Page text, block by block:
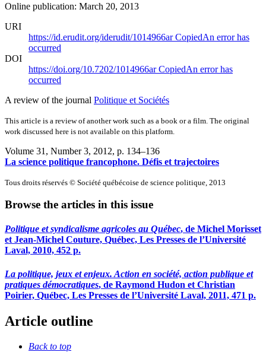
Online publication: March 20, 2013
URI
https://id.erudit.org/iderudit/1014966arCopiedAn error has
occurred
DOI
https://doi.org/10.7202/1014966arCopiedAn error has
occurred
A review of the journal Politique et Sociétés
This article is a review of another work such as a book or a film. The original
work discussed here is not available on this platform.
Volume 31, Number 3, 2012, p. 134–136
La science politique francophone. Défis et trajectoires
Tous droits réservés © Société québécoise de science politique, 2013
Browse the articles in this issue
Politique et syndicalisme agricoles au Québec, de Michel Morisset
et Jean-Michel Couture, Québec, Les Presses de l’Université
Laval, 2010, 452 p.
La politique, jeux et enjeux. Action en société, action publique et
pratiques démocratiques, de Raymond Hudon et Christian
Poirier, Québec, Les Presses de l’Université Laval, 2011, 471 p.
Article outline
Back to top